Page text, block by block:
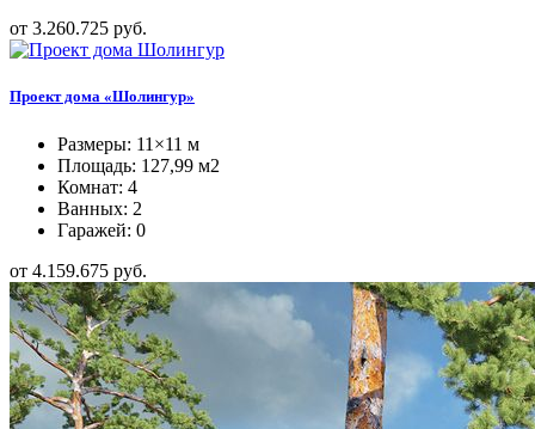
от 3.260.725 руб.
Проект дома «Шолингур»
Размеры: 11×11 м
Площадь: 127,99 м2
Комнат: 4
Ванных: 2
Гаражей: 0
от 4.159.675 руб.